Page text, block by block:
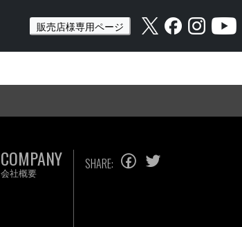
販売店様専用ページ
COMPANY
会社概要
SHARE: